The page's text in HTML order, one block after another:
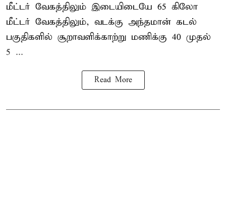
மீட்டர் வேகத்திலும் இடையிடையே 65 கிலோ
மீட்டர் வேகத்திலும், வடக்கு அந்தமான் கடல்
பகுதிகளில் சூறாவளிக்காற்று மணிக்கு 40 முதல்
5 ...
Read More